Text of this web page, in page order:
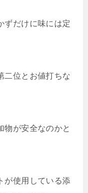
ずだけに味には定
二位とお値打ちな
物が安全なのかと
が使用している添